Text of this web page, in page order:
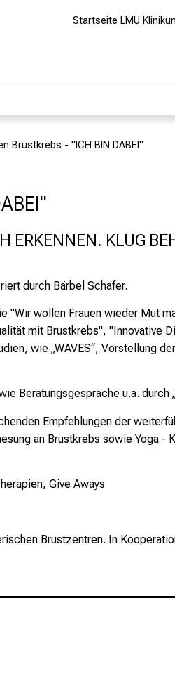
Startseite LMU
Brustkrebs - "ICH BIN DABEI"
ERKENNEN. KLUG
durch Bärbel Schäfer.
"Wir wollen Frauen wieder Mut
mit Brustkrebs", "Innovative
wie „WAVES“, Vorstellung
Beratungsgespräche u.a. durch
Empfehlungen der
an Brustkrebs sowie Yoga -
Give Aways
Brustzentren. In